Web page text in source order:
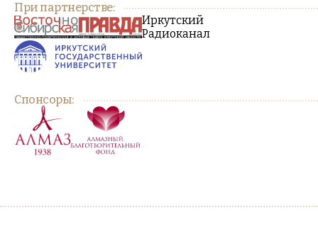
При партнерстве:
Иркутский
Радиоканал
Спонсоры: